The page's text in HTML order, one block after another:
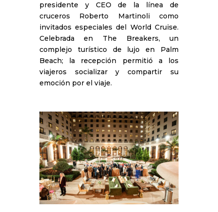
presidente y CEO de la línea de
cruceros Roberto Martinoli como
invitados especiales del World Cruise.
Celebrada en The Breakers, un
complejo turístico de lujo en Palm
Beach; la recepción permitió a los
viajeros socializar y compartir su
emoción por el viaje.